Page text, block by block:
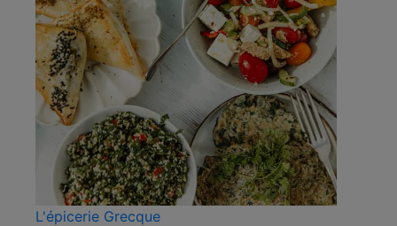
L'épicerie Grecque